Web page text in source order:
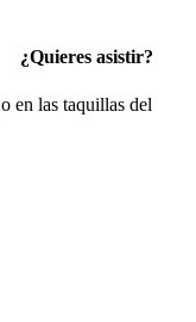
¿Quieres asistir?
o en las taquillas del